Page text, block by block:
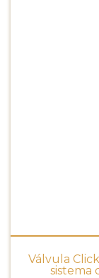
Válvula
sistema